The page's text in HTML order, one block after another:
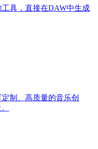
具，直接在DAW中生成
制、高质量的音乐创